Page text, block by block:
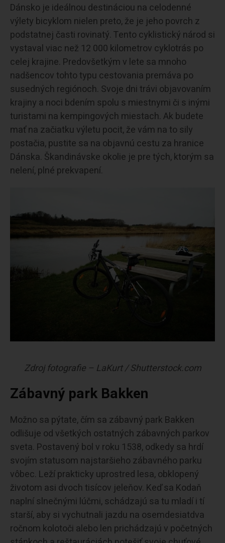
Dánsko je ideálnou destináciou na celodenné
výlety bicyklom nielen preto, že je jeho povrch z
podstatnej časti rovinatý. Tento cyklistický národ si
vystaval viac než 12 000 kilometrov cyklotrás po
celej krajine. Predovšetkým v lete sa mnoho
nadšencov tohto typu cestovania premáva po
susedných regiónoch. Svoje dni trávi objavovaním
krajiny a noci bdením spolu s miestnymi či s inými
turistami na kempingových miestach. Ak budete
mať na začiatku výletu pocit, že vám na to sily
postačia, pustite sa na objavnú cestu za hranice
Dánska. Škandinávske okolie je pre tých, ktorým sa
nelení, plné prekvapení.
Zdroj fotografie – LaKurt / Shutterstock.com
Zábavný park Bakken
Možno sa pýtate, čím sa zábavný park Bakken
odlišuje od všetkých ostatných zábavných parkov
sveta. Postavený bol v roku 1538, odkedy sa hrdí
svojím statusom najstaršieho zábavného parku
vôbec. Leží prakticky uprostred lesa, obklopený
životom asi dvoch tisícov jeleňov. Keď sa Kodaň
naplní slnečnými lúčmi, schádzajú sa tu mladí i tí
starší, aby si vychutnali jazdu na osemdesiatdva
ročnom kolotoči alebo len prichádzajú v početných